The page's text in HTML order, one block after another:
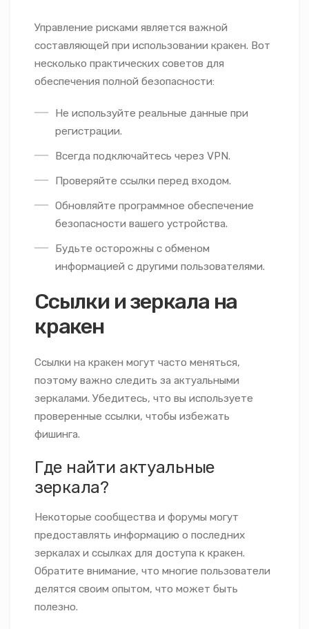
Управление рисками является важной
составляющей при использовании кракен. Вот
несколько практических советов для
обеспечения полной безопасности:
Не используйте реальные данные при
регистрации.
Всегда подключайтесь через VPN.
Проверяйте ссылки перед входом.
Обновляйте программное обеспечение
безопасности вашего устройства.
Будьте осторожны с обменом
информацией с другими пользователями.
Ссылки и зеркала на
кракен
Ссылки на кракен могут часто меняться,
поэтому важно следить за актуальными
зеркалами. Убедитесь, что вы используете
проверенные ссылки, чтобы избежать
фишинга.
Где найти актуальные
зеркала?
Некоторые сообщества и форумы могут
предоставлять информацию о последних
зеркалах и ссылках для доступа к кракен.
Обратите внимание, что многие пользователи
делятся своим опытом, что может быть
полезно.